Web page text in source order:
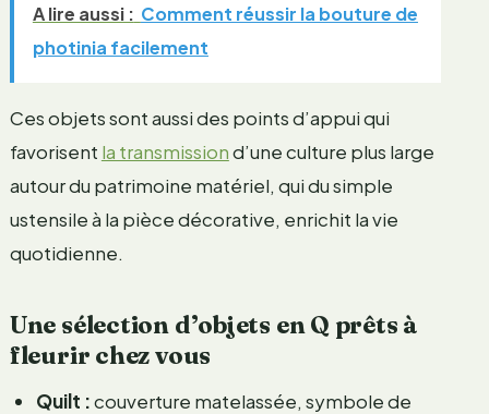
A lire aussi : Comment réussir la bouture de
photinia facilement
Ces objets sont aussi des points d’appui qui
favorisent la transmissiond’une culture plus large
autour du patrimoine matériel, qui du simple
ustensile à la pièce décorative, enrichit la vie
quotidienne.
Une sélection d’objets en Q prêts à
fleurir chez vous
Quilt :couverture matelassée, symbole de